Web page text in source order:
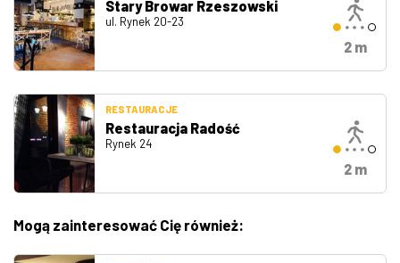
Stary Browar Rzeszowski
ul. Rynek 20-23
2 m
RESTAURACJE
Restauracja Radość
Rynek 24
2 m
Mogą zainteresować Cię również: